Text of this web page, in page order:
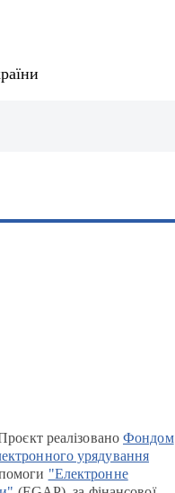
реалізованоФондом
урядування
"Електронне